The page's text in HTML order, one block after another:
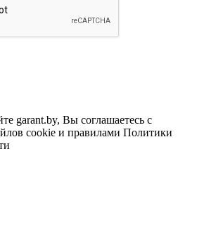
garant.by, Вы соглашаетесь с
cookie и правилами Политики